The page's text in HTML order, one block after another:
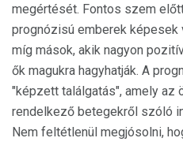
megértését. Fontos szem
prognózisú emberek
míg mások, akik nagyon
ők magukra hagyhatják. A
"képzett találgatás", amely az
rendelkező betegekről szóló
Nem feltétlenül megjósolni,